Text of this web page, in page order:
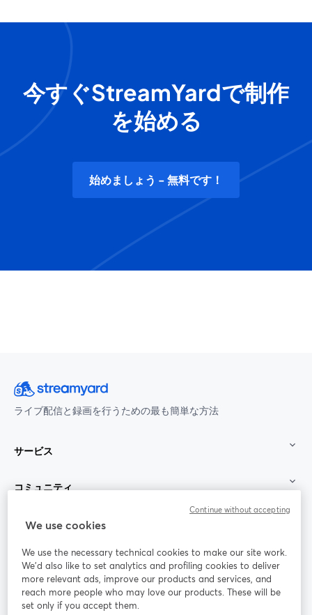
今すぐStreamYardで制作
を始める
始めましょう - 無料です！
ライブ配信と録画を行うための最も簡単な方法
サービス
コミュニティ
StreamYard：
参加する
ライ
Facebook
新しいタブで開く(Twitter)
YouTube
We use cookies
We use the necessary technical cookies to make our site work.
We'd also like to set analytics and profiling cookies to deliver
more relevant ads, improve our products and services, and
reach more people who may love our products. These will be
set only if you accept them.
Continue without accepting